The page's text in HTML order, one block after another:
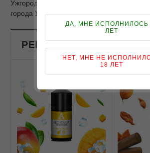
Ужгород, Белая Церковь, Славянск,
города Украины.
РЕКОМЕНДОВАНЫЕ
ДА, МНЕ ИСПОЛНИЛОСЬ
ЛЕТ
НЕТ, МНЕ НЕ
18 ЛЕТ